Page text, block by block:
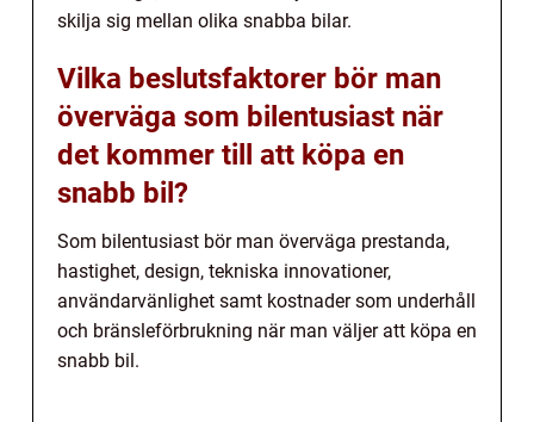
skilja sig mellan olika snabba bilar.
Vilka beslutsfaktorer bör man
överväga som bilentusiast när
det kommer till att köpa en
snabb bil?
Som bilentusiast bör man överväga prestanda,
hastighet, design, tekniska innovationer,
användarvänlighet samt kostnader som underhåll
och bränsleförbrukning när man väljer att köpa en
snabb bil.